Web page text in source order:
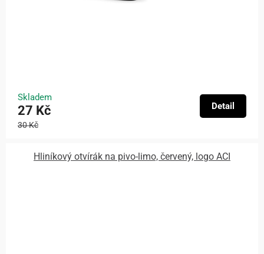
Skladem
27 Kč
30 Kč
Detail
Hliníkový otvírák na pivo-limo, červený, logo ACI